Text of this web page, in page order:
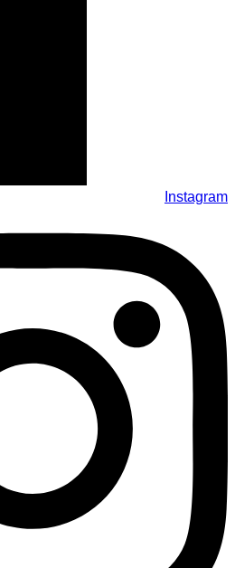
Instagram